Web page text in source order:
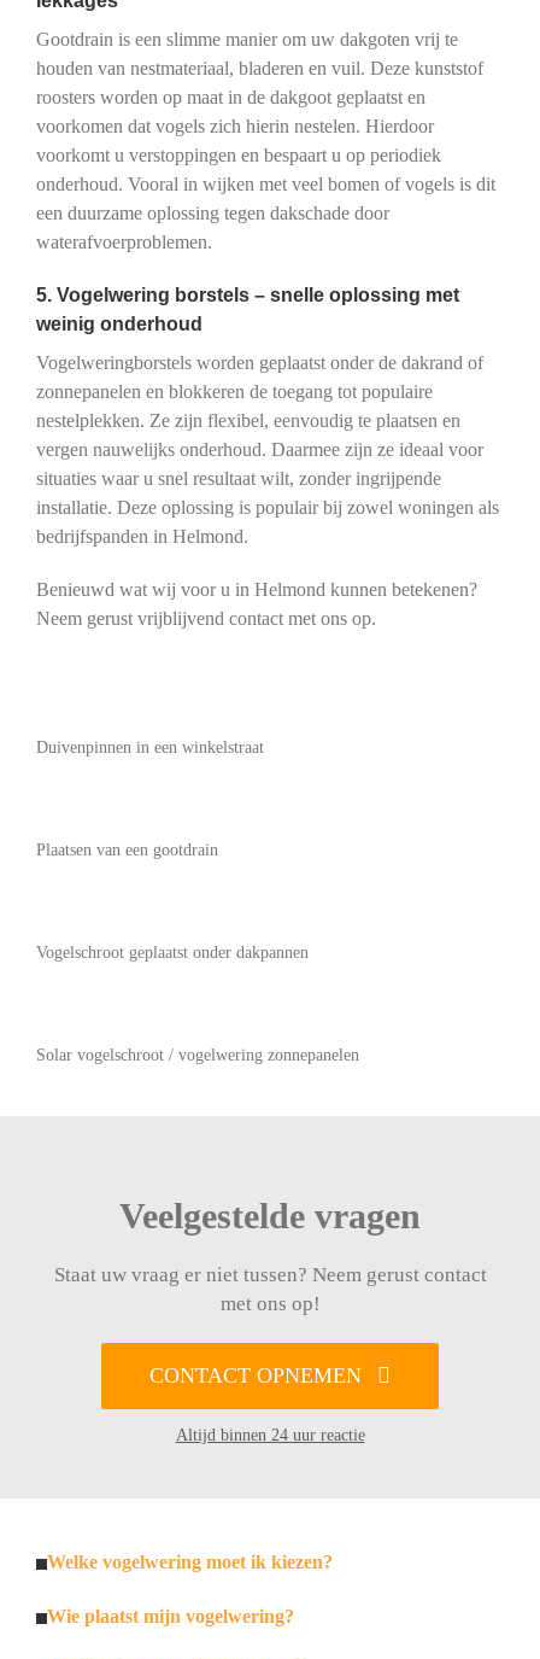
Gootdrain is een slimme manier om uw dakgoten vrij te
houden van nestmateriaal, bladeren en vuil. Deze kunststof
roosters worden op maat in de dakgoot geplaatst en
voorkomen dat vogels zich hierin nestelen. Hierdoor
voorkomt u verstoppingen en bespaart u op periodiek
onderhoud. Vooral in wijken met veel bomen of vogels is dit
een duurzame oplossing tegen dakschade door
waterafvoerproblemen.
5. Vogelwering borstels – snelle oplossing met
weinig onderhoud
Vogelweringborstels worden geplaatst onder de dakrand of
zonnepanelen en blokkeren de toegang tot populaire
nestelplekken. Ze zijn flexibel, eenvoudig te plaatsen en
vergen nauwelijks onderhoud. Daarmee zijn ze ideaal voor
situaties waar u snel resultaat wilt, zonder ingrijpende
installatie. Deze oplossing is populair bij zowel woningen als
bedrijfspanden in Helmond.
Benieuwd wat wij voor u in Helmond kunnen betekenen?
Neem gerust vrijblijvend contact met ons op.
Duivenpinnen in een winkelstraat
Plaatsen van een gootdrain
Vogelschroot geplaatst onder dakpannen
Solar vogelschroot / vogelwering zonnepanelen
Veelgestelde vragen
Staat uw vraag er niet tussen? Neem gerust contact
met ons op!
CONTACT OPNEMEN
Altijd binnen 24 uur reactie
Welke vogelwering moet ik kiezen?
Wie plaatst mijn vogelwering?